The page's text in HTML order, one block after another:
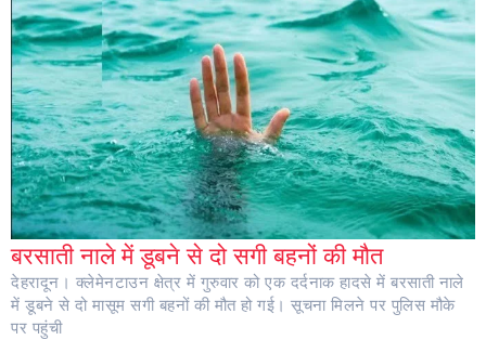
बरसाती नाले में डूबने से दो सगी बहनों की मौत
देहरादून। क्लेमेनटाउन क्षेत्र में गुरुवार को एक दर्दनाक हादसे में बरसाती नाले
में डूबने से दो मासूम सगी बहनों की मौत हो गई। सूचना मिलने पर पुलिस मौके
पर पहुंची